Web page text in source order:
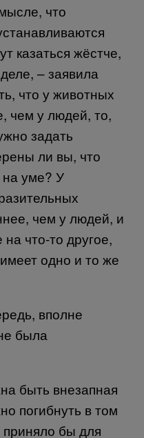
что
казаться жёстче,
– заявила
что у животных
чем у людей, то,
задать
ли вы, что
на уме? У
чем у людей, и
что-то другое,
одно и то же
вполне
была
быть внезапная
погибнуть в том
бы для